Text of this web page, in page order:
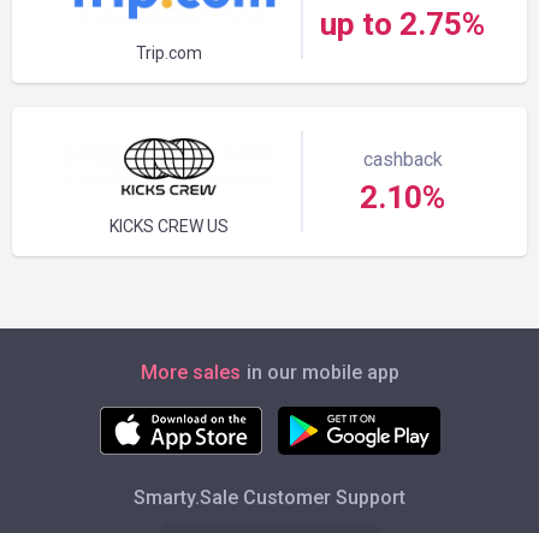
Trip.com
up to 2.75%
KICKS CREW US
cashback
2.10%
More sales in our mobile app
Smarty.Sale Customer Support